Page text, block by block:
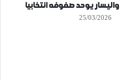
واليسار يوحد صفوفه انتخابيا
25/03/2026